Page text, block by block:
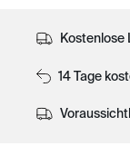
Kostenlose
14 Tage